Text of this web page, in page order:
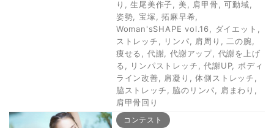
り
,生尾美作子 美 肩甲骨 ,可動域
姿勢
宝塚 ,拓麻早希
Woman'sSHAPE vol.16
ダイエット
ストレッチ
リンパ 肩周り 二の腕
痩せる
代謝 代謝アップ, 代謝を上げ
る
リンパストレッチ ,代謝UP, ボディ
ライン改善
肩凝り ,体側ストレッチ
脇ストレッチ
脇のリンパ 肩まわり
肩甲骨回り
コンテスト